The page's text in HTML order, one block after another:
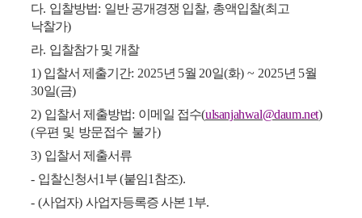
다. 입찰방법: 일반 공개경쟁 입찰, 총액입찰(최고
낙찰가)
라. 입찰참가 및 개찰
1) 입찰서 제출기간: 2025년 5월 20일(화) ~ 2025년 5월
30일(금)
2) 입찰서 제출방법: 이메일 접수(ulsanjahwal@daum.net)
(우편 및 방문접수 불가)
3) 입찰서 제출서류
- 입찰신청서1 부(붙임1 참조).
- (사업자) 사업자등록증 사본 1 부.